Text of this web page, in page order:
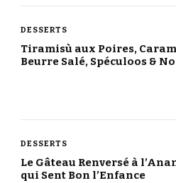
DESSERTS
Tiramisù aux Poires,
Beurre Salé, Spéculoos &
DESSERTS
Le Gâteau Renversé à
qui Sent Bon l’Enfance